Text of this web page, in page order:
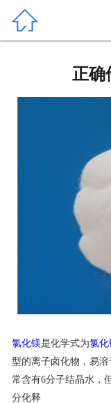

正确
氯化镁是化学式为氯化
型的离子卤化物，易
常含有6分子结晶水，
分化释